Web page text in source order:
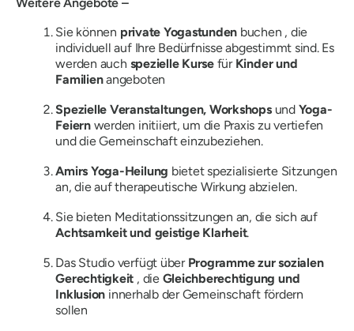
Sie können private Yogastunden buchen , die
individuell auf Ihre Bedürfnisse abgestimmt sind. Es
werden auch spezielle Kursefür Kinder und
Familienangeboten
Spezielle Veranstaltungen, Workshops und Yoga-
Feiernwerden initiiert, um die Praxis zu vertiefen
und die Gemeinschaft einzubeziehen.
Amirs Yoga-Heilung bietet spezialisierte Sitzungen
an, die auf therapeutische Wirkung abzielen.
Sie bieten Meditationssitzungen an, die sich auf
Achtsamkeit und geistige Klarheit.
Das Studio verfügt über Programme zur sozialen
Gerechtigkeit , die Gleichberechtigung und
Inklusion innerhalb der Gemeinschaft fördern
sollen